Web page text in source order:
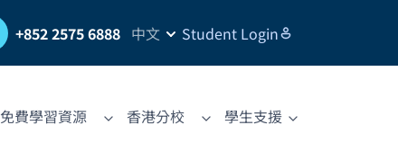
+852 2575 6888 中文 Student Login
免費學習資源 香港分校 學生支援